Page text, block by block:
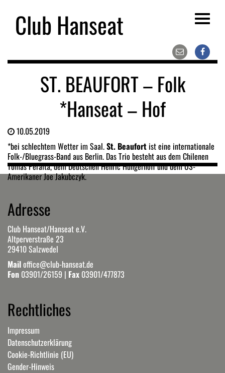
Club Hanseat
Toggle
ST. BEAUFORT – Folk
*Hanseat – Hof
10.05.2019
*bei schlechtem Wetter im Saal.St. Beaufort ist eine internationale
Folk-/Bluegrass-Band aus Berlin. Das Trio besteht aus dem Chilenen
Tomás Peralta, dem Deutschen Henric Hungerhoff und dem US-
Amerikaner Joe Jakubczyk.
Adresse
Club Hanseat/Hanseat e.V.
Altperverstraße 23
29410 Salzwedel
Mailoffice@club-hanseat.de
Fon 03901/26159 | Fax 03901/477873
Rechtliches
Impressum
Datenschutzerklärung
Cookie-Richtlinie (EU)
Gender-Hinweis